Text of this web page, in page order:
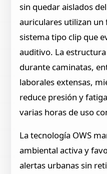
sin quedar aislados
auriculares utilizan
sistema tipo clip que
auditivo. La
durante caminatas,
laborales extensas,
reduce presión y
varias horas de uso
La tecnología OWS
ambiental activa y
alertas urbanas sin